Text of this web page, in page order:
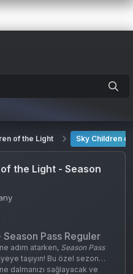
of the Light Sky Children
the Light - Season
Pass Reguler
adım atarken, Season Pass
taşıyın! Bu özel sezon
dalmanızı sağlayacak ve